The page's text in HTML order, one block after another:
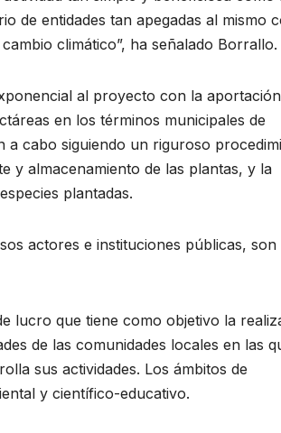
de entidades tan apegadas al mismo
climático”, ha señalado Borrallo.
al proyecto con la
en los términos municipales de
a cabo siguiendo un riguroso
y almacenamiento de las plantas, y la
plantadas.
actores e instituciones públicas, son
lucro que tiene como objetivo la
de las comunidades locales en las
sus actividades. Los ámbitos de
y científico-educativo.